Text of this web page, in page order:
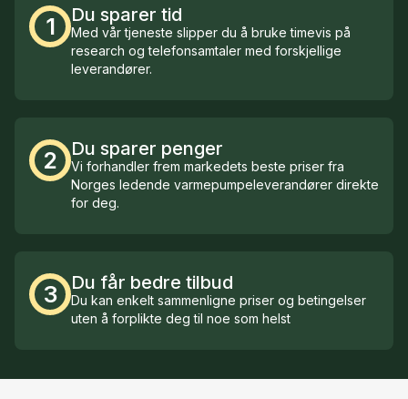
1 Du sparer tid
Med vår tjeneste slipper du å bruke timevis på
research og telefonsamtaler med forskjellige
leverandører.
2 Du sparer penger
Vi forhandler frem markedets beste priser fra
Norges ledende varmepumpeleverandører direkte
for deg.
3 Du får bedre tilbud
Du kan enkelt sammenligne priser og betingelser
uten å forplikte deg til noe som helst